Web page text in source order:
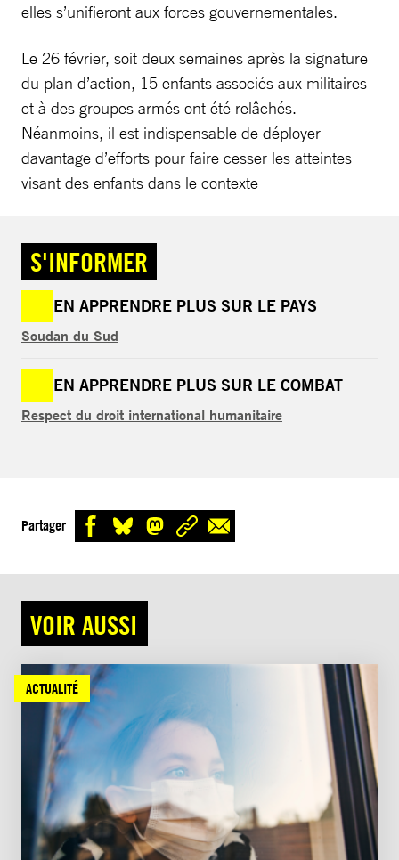
elles s’unifieront aux forces gouvernementales.
Le 26 février, soit deux semaines après la signature
du plan d’action, 15 enfants associés aux militaires
et à des groupes armés ont été relâchés.
Néanmoins, il est indispensable de déployer
davantage d’efforts pour faire cesser les atteintes
visant des enfants dans le contexte
S'INFORMER
EN APPRENDRE PLUS SUR LE PAYS
Soudan du Sud
EN APPRENDRE PLUS SUR LE COMBAT
Respect du droit international humanitaire
Partager
VOIR AUSSI
ACTUALITÉ